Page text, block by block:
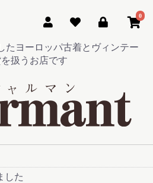
0
たヨーロッパ古着とヴィンテー
扱うお店です
した